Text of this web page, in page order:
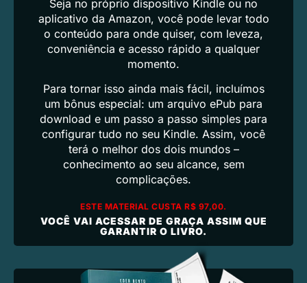
Seja no próprio dispositivo Kindle ou no
aplicativo da Amazon, você pode levar todo
o conteúdo para onde quiser, com leveza,
conveniência e acesso rápido a qualquer
momento.
Para tornar isso ainda mais fácil, incluímos
um bônus especial: um arquivo ePub para
download e um passo a passo simples para
configurar tudo no seu Kindle. Assim, você
terá o melhor dos dois mundos –
conhecimento ao seu alcance, sem
complicações.
ESTE MATERIAL CUSTA R$ 97,00.
VOCÊ VAI ACESSAR DE GRAÇA ASSIM QUE
GARANTIR O LIVRO.